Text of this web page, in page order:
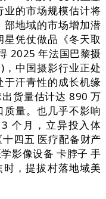
的市场规模估计将
部地域的市场增加潜
凭仗做品《冬天取
2025 年法国巴黎摄
中国摄影行业正处
汗青性的成长机缘
货量估计达 890 万
量。也几乎不影响
个月，立异投入体
四五 医疗配备财产
影像设备 卡脖子 手
，提拔村落地域美